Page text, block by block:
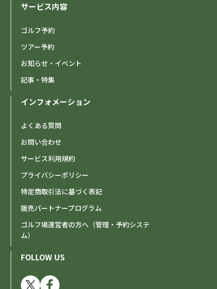
サービス内容
ゴルフ予約
ツアー予約
お知らせ・イベント
記事・特集
インフォメーション
よくある質問
お問い合わせ
サービス利用規約
プライバシーポリシー
特定商取引法に基づく表記
販売パートナープログラム
ゴルフ場運営者の方へ（管理・予約システ
ム）
FOLLOW US